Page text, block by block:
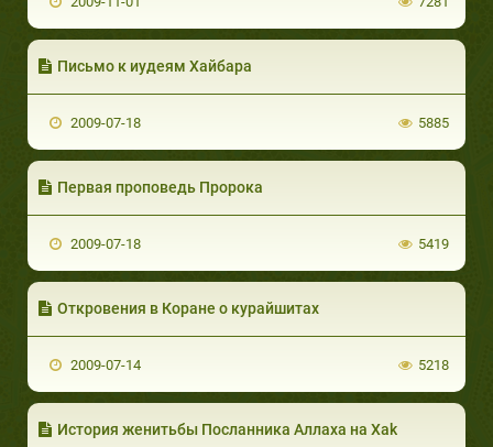
Письмо к иудеям Хайбара
2009-07-18 5885
Первая проповедь Пророка
2009-07-18 5419
Откровения в Коране о курайшитах
2009-07-14 5218
История женитьбы Посланника Аллаха на Хаk